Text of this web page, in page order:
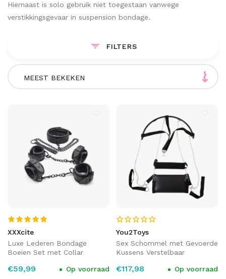
Hiernaast is solo gebruik niet toegestaan vanwege
verstikkingsgevaar in suspension bondage.
FILTERS
MEEST BEKEKEN
XXXcite
Luxe Lederen Bondage
Boeien Set met Collar
€59,99 Op voorraad
You2Toys
Sex Schommel met Gevoerde
Kussens Verstelbaar
€117,98 Op voorraad